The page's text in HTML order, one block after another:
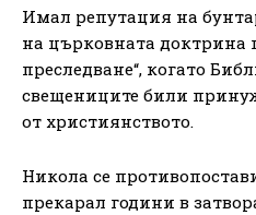
Имал репутация на
на църковната доктрина
преследване“, когато
свещениците били
от християнството.
Никола се
прекарал години в